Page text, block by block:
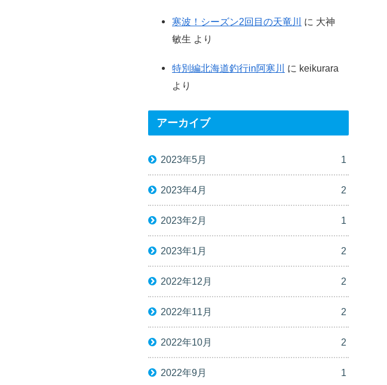
寒波！シーズン2回目の天竜川 に 大神
敏生 より
特別編北海道釣行in阿寒川 に keikurara
より
アーカイブ
2023年5月 1
2023年4月 2
2023年2月 1
2023年1月 2
2022年12月 2
2022年11月 2
2022年10月 2
2022年9月 1